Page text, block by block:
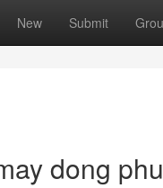
New Submit
dong